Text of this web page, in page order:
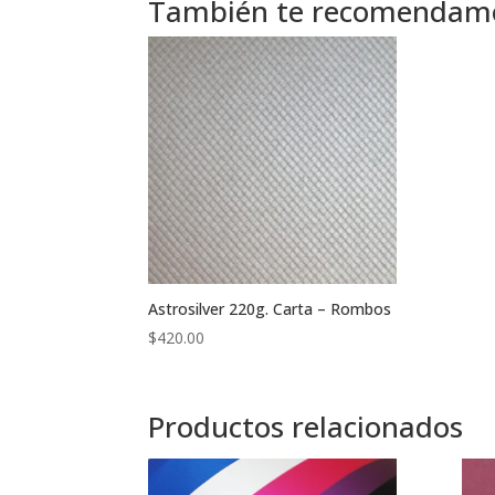
También te
Astrosilver 220g. Carta – Rombos
$420.00
Productos relacionados